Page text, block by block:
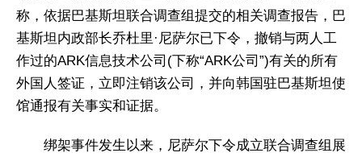
称，依据巴基斯坦联合调查组提交的相关调查报告，巴
基斯坦内政部长乔杜里·尼萨尔已下令，撤销与两人工
作过的ARK信息技术公司(下称“ARK公司”)有关的所有
外国人签证，立即注销该公司，并向韩国驻巴基斯坦使
馆通报有关事实和证据。
绑架事件发生以来，尼萨尔下令成立联合调查组展